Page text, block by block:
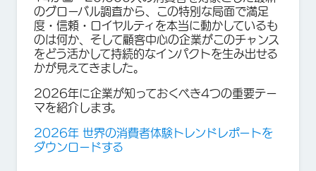
のグローバル調査から、この特別な局面で満足
度・信頼・ロイヤルティを本当に動かしているも
のは何か、そして顧客中心の企業がこのチャンス
をどう活かして持続的なインパクトを生み出せる
かが見えてきました。
2026年に企業が知っておくべき4つの重要テー
マを紹介します。
2026年 世界の消費者体験トレンドレポートを
ダウンロードする